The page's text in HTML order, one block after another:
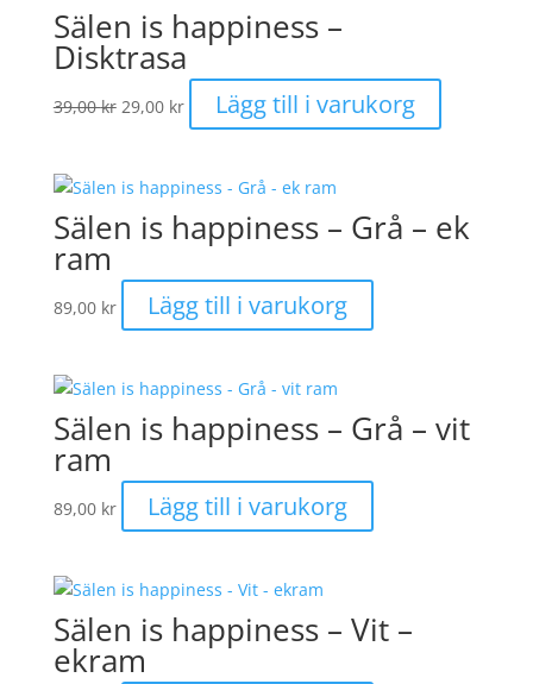
Sälen is happiness –
Disktrasa
39,00kr Det
ursprungliga
var:
29,00 kr
nuvarande
är:
Lägg till i varukorg
Sälen is happiness – Grå – ek
ram
89,00 kr Lägg till i varukorg
Sälen is happiness – Grå – vit
ram
89,00 kr Lägg till i varukorg
Sälen is happiness – Vit –
ekram